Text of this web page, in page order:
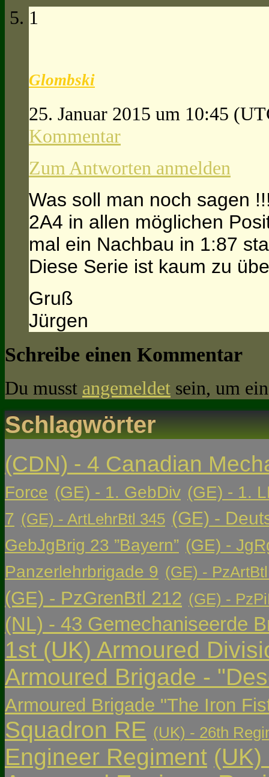
1
Glombski
25. Januar 2015 um 10:45
Kommentar
Zum Antworten anmelden
Was soll man noch sagen
2A4 in allen möglichen
mal ein Nachbau in 1:87
Diese Serie ist kaum zu
Gruß
Jürgen
Schreibe einen Kommentar
Du musst angemeldet sein, um
Schlagwörter
(CDN) - 4 Canadian
Force (GE) - 1. GebDiv (GE) - 1.
7 (GE) - ArtLehrBtl 345 (GE) -
GebJgBrig 23 ”Bayern” (GE) -
Panzerlehrbrigade 9 (GE) -
(GE) - PzGrenBtl 212 (GE) -
(NL) - 43 Gemechaniseerde
1st (UK) Armoured
Armoured Brigade -
Armoured Brigade "The Iron
Squadron RE (UK) - 26th
Engineer Regiment